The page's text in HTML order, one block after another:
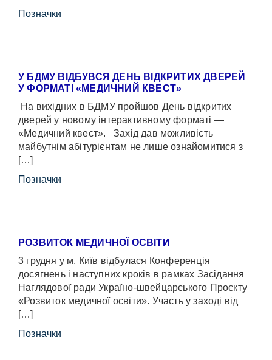
Позначки
У БДМУ ВІДБУВСЯ ДЕНЬ ВІДКРИТИХ ДВЕРЕЙ
У ФОРМАТІ «МЕДИЧНИЙ КВЕСТ»
На вихідних в БДМУ пройшов День відкритих
дверей у новому інтерактивному форматі —
«Медичний квест». Захід дав можливість
майбутнім абітурієнтам не лише ознайомитися з
[…]
Позначки
РОЗВИТОК МЕДИЧНОЇ ОСВІТИ
3 грудня у м. Київ відбулася Конференція
досягнень і наступних кроків в рамках Засідання
Наглядової ради Україно-швейцарського Проєкту
«Розвиток медичної освіти». Участь у заході від
[…]
Позначки